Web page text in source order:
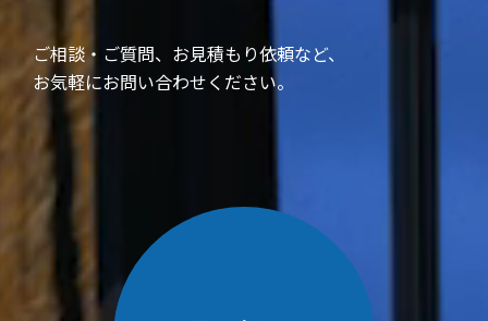
ご相談・ご質問、お見積もり依頼など、
お気軽にお問い合わせください。